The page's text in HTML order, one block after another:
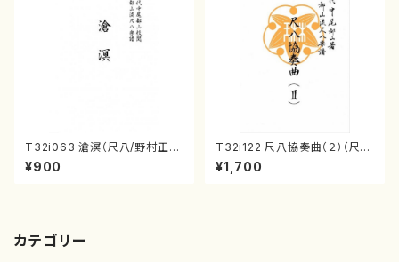
T32i063 滄溟（尺八/野村正
峰/尺八/都山式譜）都山流公刊
楽譜曲番:512
¥900
T32i122 尺八協奏曲（２）（尺
八/二代 山本邦山/尺八/都山式
譜）都山流公刊楽譜曲番:571
¥1,700
カテゴリー